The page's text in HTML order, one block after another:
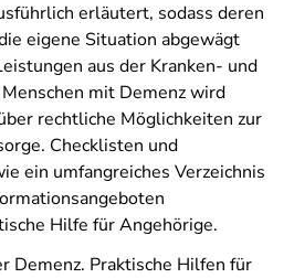
erläutert, sodass deren
eigene Situation abgewägt
aus der Kranken- und
mit Demenz wird
rechtliche Möglichkeiten zur
Checklisten und
ein umfangreiches Verzeichnis
Hilfe für Angehörige.
Demenz. Praktische Hilfen für